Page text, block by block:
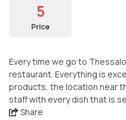
5
Price
Every time we go to
restaurant. Everything is
products, the location near
staff with every dish that is
Share